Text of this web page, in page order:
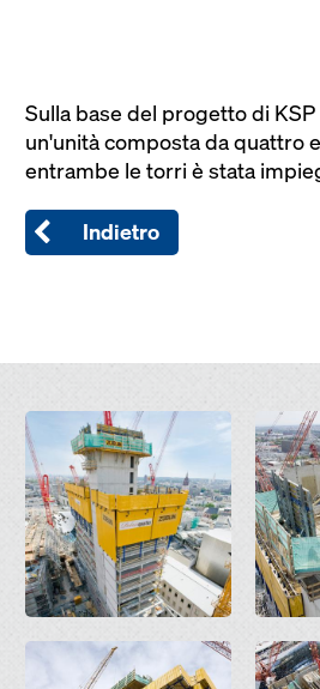
Sulla base del progetto di
un'unità composta da quattro
entrambe le torri è stata
Indietro
Open Open
Open Open